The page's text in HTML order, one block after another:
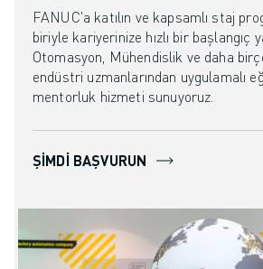
FANUC'a katılın ve kapsamlı staj
biriyle kariyerinize hızlı bir başlangıç
Otomasyon, Mühendislik ve daha
endüstri uzmanlarından uygulamalı
mentorluk hizmeti sunuyoruz.
ŞIMDI BAŞVURUN